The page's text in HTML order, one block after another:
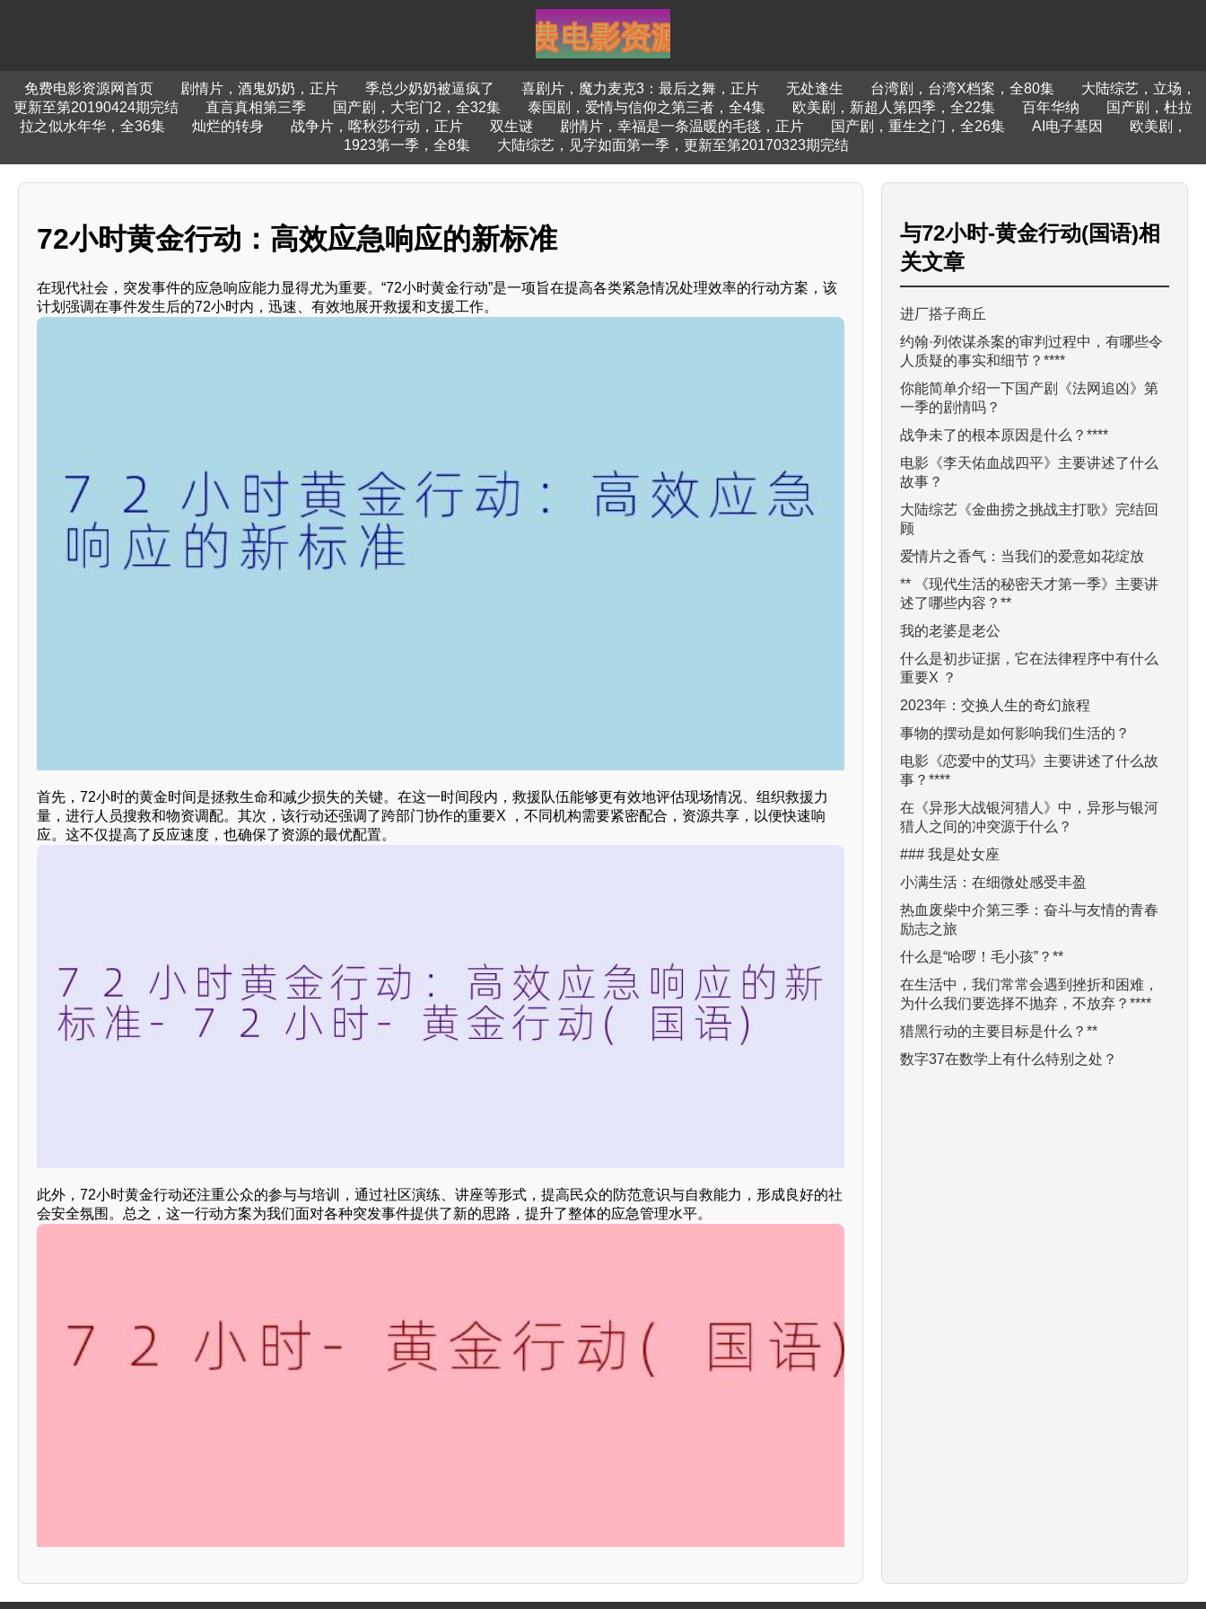
免费电影资源网首页 剧情片，酒鬼奶奶，正片 季总少奶奶被逼疯了 喜剧片，魔力麦克3：最后之舞，正片 无处逢生 台湾剧，台湾X档案，全80集
大陆综艺，立场，
更新至第20190424期完结
直言真相第三季 国产剧，大宅门2，全32集 泰国剧，爱情与信仰之第三者，全4集 欧美剧，新超人第四季，全22集 百年华纳
国产剧，杜拉
拉之似水年华，全36集
灿烂的转身 战争片，喀秋莎行动，正片 双生谜 剧情片，幸福是一条温暖的毛毯，正片 国产剧，重生之门，全26集 AI电子基因
欧美剧，
1923第一季，全8集
大陆综艺，见字如面第一季，更新至第20170323期完结
72小时黄金行动：高效应急响应的新标准
在现代社会，突发事件的应急响应能力显得尤为重要。“72小时黄金行动”是一项旨在提高各类紧急情况处理效率的行动方案，该
计划强调在事件发生后的72小时内，迅速、有效地展开救援和支援工作。
首先，72小时的黄金时间是拯救生命和减少损失的关键。在这一时间段内，救援队伍能够更有效地评估现场情况、组织救援力
量，进行人员搜救和物资调配。其次，该行动还强调了跨部门协作的重要X ，不同机构需要紧密配合，资源共享，以便快速响
应。这不仅提高了反应速度，也确保了资源的最优配置。
此外，72小时黄金行动还注重公众的参与与培训，通过社区演练、讲座等形式，提高民众的防范意识与自救能力，形成良好的社
会安全氛围。总之，这一行动方案为我们面对各种突发事件提供了新的思路，提升了整体的应急管理水平。
与72小时-黄金行动(国语)相
关文章
进厂搭子商丘
约翰·列侬谋杀案的审判过程中，有哪些令
人质疑的事实和细节？****
你能简单介绍一下国产剧《法网追凶》第
一季的剧情吗？
战争未了的根本原因是什么？****
电影《李天佑血战四平》主要讲述了什么
故事？
大陆综艺《金曲捞之挑战主打歌》完结回
顾
爱情片之香气：当我们的爱意如花绽放
** 《现代生活的秘密天才第一季》主要讲
述了哪些内容？**
我的老婆是老公
什么是初步证据，它在法律程序中有什么
重要X ？
2023年：交换人生的奇幻旅程
事物的摆动是如何影响我们生活的？
电影《恋爱中的艾玛》主要讲述了什么故
事？****
在《异形大战银河猎人》中，异形与银河
猎人之间的冲突源于什么？
### 我是处女座
小满生活：在细微处感受丰盈
热血废柴中介第三季：奋斗与友情的青春
励志之旅
什么是“哈啰！毛小孩”？**
在生活中，我们常常会遇到挫折和困难，
为什么我们要选择不抛弃，不放弃？****
猎黑行动的主要目标是什么？**
数字37在数学上有什么特别之处？